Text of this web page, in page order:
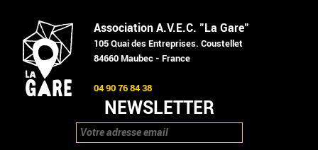
Association A.V.E.C. "La Gare"
105 Quai des Entreprises. Coustellet
84660 Maubec - France
04 90 76 84 38
NEWSLETTER